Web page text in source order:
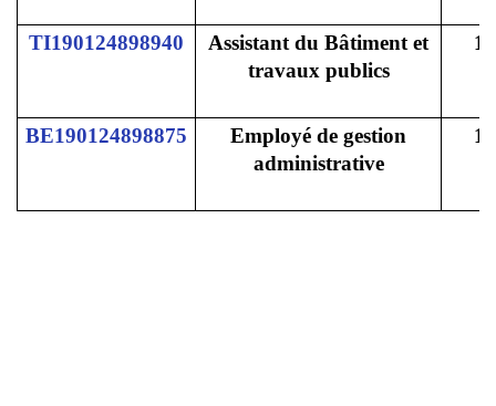
TI190124898940
Assistant du Bâtiment et
travaux publics
1
BE190124898875
Employé de gestion
administrative
1